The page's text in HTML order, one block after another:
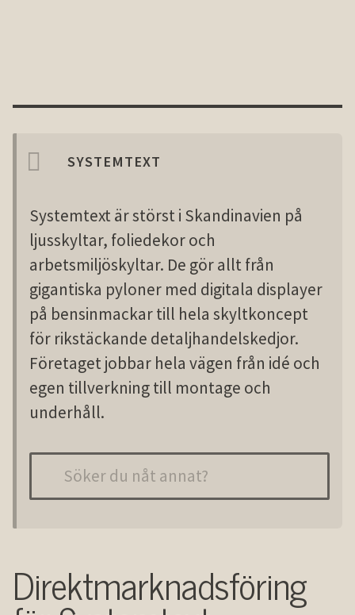
SYSTEMTEXT
Systemtext är störst i Skandinavien på
ljusskyltar, foliedekor och
arbetsmiljöskyltar. De gör allt från
gigantiska pyloner med digitala displayer
på bensinmackar till hela skyltkoncept
för rikstäckande detaljhandelskedjor.
Företaget jobbar hela vägen från idé och
egen tillverkning till montage och
underhåll.
Direktmarknads­föring